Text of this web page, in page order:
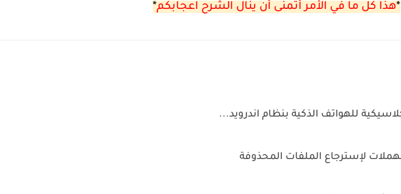
*هذا كل ما في الأمر أتمنى أن ينال الشرح اعجابكم*